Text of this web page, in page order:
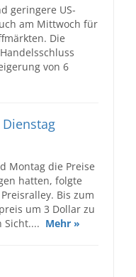
geringere US-
am Mittwoch für
Die
von 6
Montag die Preise
hatten, folgte
Bis zum
um 3 Dollar zu
Sicht.... Mehr »